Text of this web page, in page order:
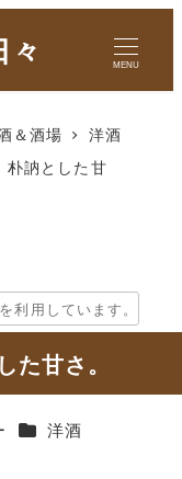
MENU
＆酒場
洋酒
朴訥とした甘
利用しています。
甘さ。
カテゴリー
洋酒